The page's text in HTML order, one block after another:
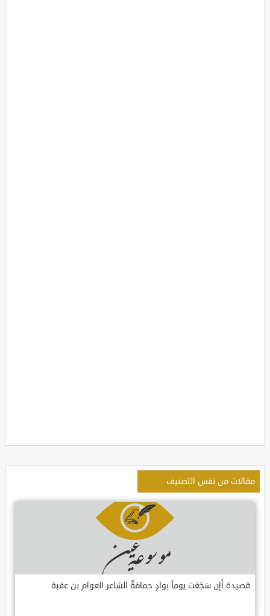
مقالات من نفس التصنيف
قصيدة أإن سَجَعَت يوماً بوادٍ حمامَةٌ الشاعر العوام بن عقبة